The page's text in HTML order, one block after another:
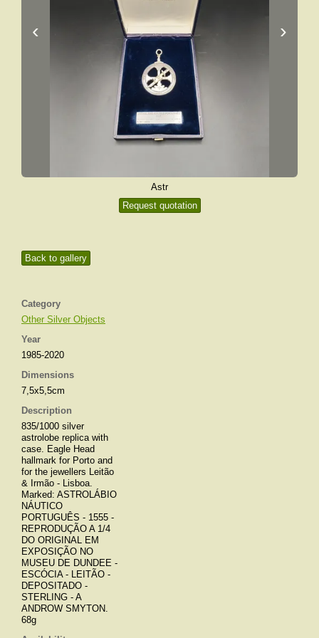
Back to gallery
Category
Other Silver Objects
Year
1985-2020
Dimensions
7,5x5,5cm
Description
835/1000 silver
astrolobe replica with
case. Eagle Head
hallmark for Porto and
for the jewellers Leitão
& Irmão - Lisboa.
Marked: ASTROLÁBIO
NÁUTICO
PORTUGUÊS - 1555 -
REPRODUÇÃO A 1/4
DO ORIGINAL EM
EXPOSIÇÃO NO
MUSEU DE DUNDEE -
ESCÓCIA - LEITÃO -
DEPOSITADO -
STERLING - A
ANDROW SMYTON.
68g
‹ ›
Astr
Request quotation